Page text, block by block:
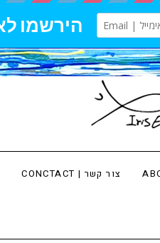
צור קשר | CONCTACT